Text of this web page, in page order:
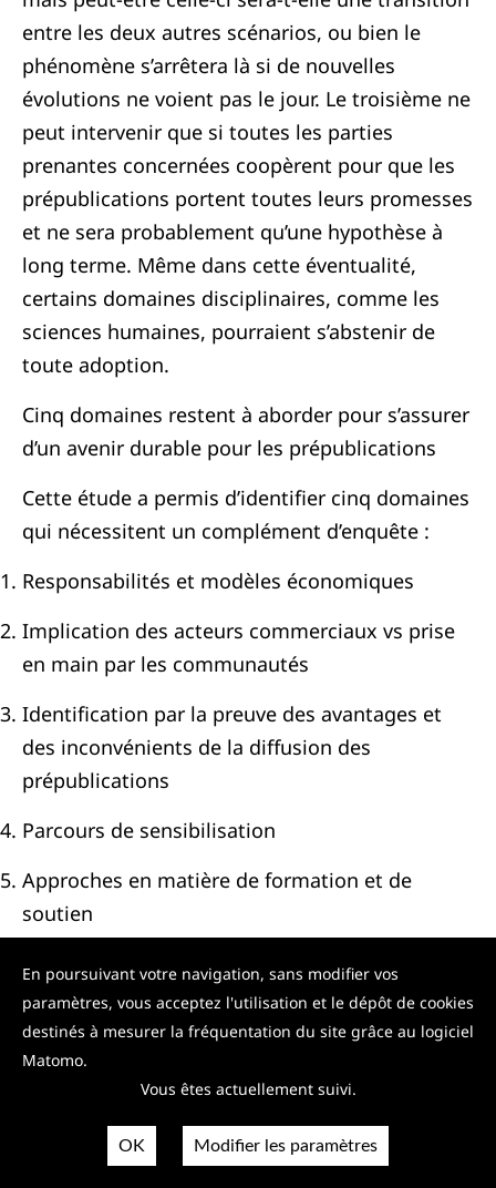
entre les deux autres scénarios, ou bien le
phénomène s’arrêtera là si de nouvelles
évolutions ne voient pas le jour. Le troisième ne
peut intervenir que si toutes les parties
prenantes concernées coopèrent pour que les
prépublications portent toutes leurs promesses
et ne sera probablement qu’une hypothèse à
long terme. Même dans cette éventualité,
certains domaines disciplinaires, comme les
sciences humaines, pourraient s’abstenir de
toute adoption.
Cinq domaines restent à aborder pour s’assurer
d’un avenir durable pour les prépublications
Cette étude a permis d’identifier cinq domaines
qui nécessitent un complément d’enquête :
Responsabilités et modèles économiques
Implication des acteurs commerciaux vs prise
en main par les communautés
Identification par la preuve des avantages et
des inconvénients de la diffusion des
prépublications
Parcours de sensibilisation
Approches en matière de formation et de
soutien
Nous constatons qu’une forte implication est
nécessaire pour bâtir un avenir durable pour
cette pratique montante dans la
communication savante : plus le niveau de
coordination des intervenants sera élevé, plus
les résultats seront positifs pour le milieu de la
recherche.
En poursuivant votre navigation, sans modifier vos
paramètres, vous acceptez l'utilisation et le dépôt de cookies
destinés à mesurer la fréquentation du site grâce au logiciel
Matomo.
Vous êtes actuellement suivi.
OK Modifier les paramètres